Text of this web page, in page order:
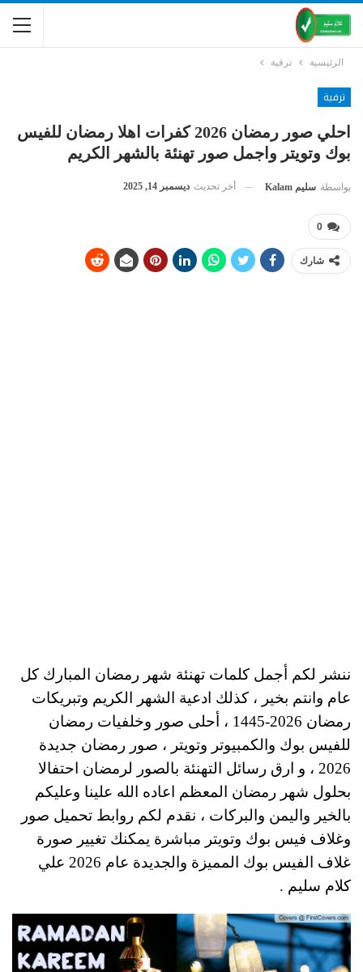
الرئيسية ترفية
ترفية
احلي صور رمضان 2026 كفرات اهلا رمضان للفيس
بوك وتويتر واجمل صور تهنئة بالشهر الكريم
بواسطة سليم Kalam أخر تحديث ديسمبر 14, 2025
0
شارك
ننشر لكم أجمل كلمات تهنئة شهر رمضان المبارك كل
عام وانتم بخير ، كذلك ادعية الشهر الكريم وتبريكات
رمضان 2026-1445 ، أحلى صور وخلفيات رمضان
للفيس بوك والكمبيوتر وتويتر ، صور رمضان جديدة
2026 ، و ارق رسائل التهنئة بالصور لرمضان احتفالا
بحلول شهر رمضان المعظم اعاده الله علينا وعليكم
بالخير واليمن والبركات ، نقدم لكم روابط تحميل صور
وغلاف فيس بوك وتويتر مباشرة يمكنك تغيير صورة
غلاف الفيس بوك المميزة والجديدة عام 2026 علي
كلام سليم .